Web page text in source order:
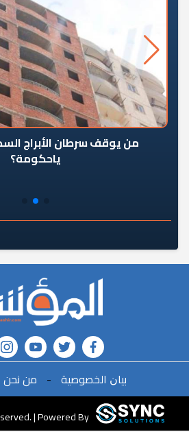
من يوقف سرطان الأبراج
ياحكومة؟
FACEBOOK
twitter
youtube
ﺑﻴﺎﻥ اﻟﺨﺼﻮﺻﻴﺔ - ﻣﻦ ﻧﺤﻦ
| Powered By